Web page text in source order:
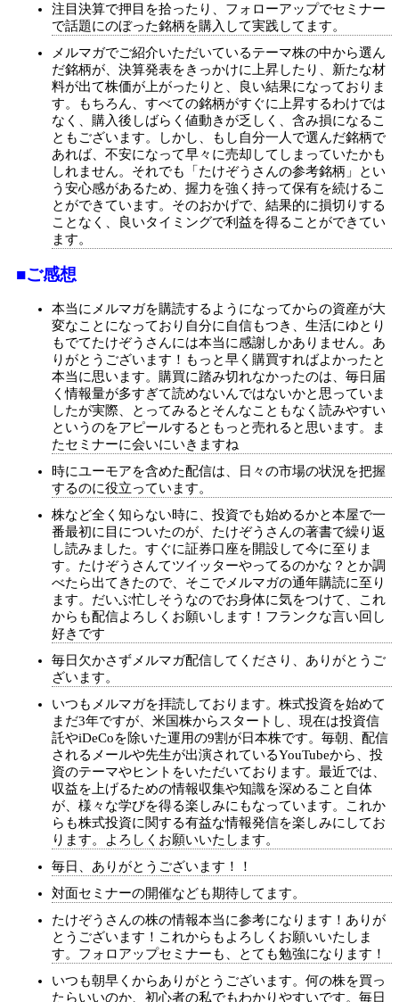
注目決算で押目を拾ったり、フォローアップでセミナー
で話題にのぼった銘柄を購入して実践してます。
メルマガでご紹介いただいているテーマ株の中から選ん
だ銘柄が、決算発表をきっかけに上昇したり、新たな材
料が出て株価が上がったりと、良い結果になっておりま
す。もちろん、すべての銘柄がすぐに上昇するわけでは
なく、購入後しばらく値動きが乏しく、含み損になるこ
ともございます。しかし、もし自分一人で選んだ銘柄で
あれば、不安になって早々に売却してしまっていたかも
しれません。それでも「たけぞうさんの参考銘柄」とい
う安心感があるため、握力を強く持って保有を続けるこ
とができています。そのおかげで、結果的に損切りする
ことなく、良いタイミングで利益を得ることができてい
ます。
■ご感想
本当にメルマガを購読するようになってからの資産が大
変なことになっており自分に自信もつき、生活にゆとり
もでてたけぞうさんには本当に感謝しかありません。あ
りがとうございます！もっと早く購買すればよかったと
本当に思います。購買に踏み切れなかったのは、毎日届
く情報量が多すぎて読めないんではないかと思っていま
したが実際、とってみるとそんなこともなく読みやすい
というのをアピールするともっと売れると思います。ま
たセミナーに会いにいきますね
時にユーモアを含めた配信は、日々の市場の状況を把握
するのに役立っています。
株など全く知らない時に、投資でも始めるかと本屋で一
番最初に目についたのが、たけぞうさんの著書で繰り返
し読みました。すぐに証券口座を開設して今に至りま
す。たけぞうさんてツイッターやってるのかな？とか調
べたら出てきたので、そこでメルマガの通年購読に至り
ます。だいぶ忙しそうなのでお身体に気をつけて、これ
からも配信よろしくお願いします！フランクな言い回し
好きです
毎日欠かさずメルマガ配信してくださり、ありがとうご
ざいます。
いつもメルマガを拝読しております。株式投資を始めて
まだ3年ですが、米国株からスタートし、現在は投資信
託やiDeCoを除いた運用の9割が日本株です。毎朝、配信
されるメールや先生が出演されているYouTubeから、投
資のテーマやヒントをいただいております。最近では、
収益を上げるための情報収集や知識を深めること自体
が、様々な学びを得る楽しみにもなっています。これか
らも株式投資に関する有益な情報発信を楽しみにしてお
ります。よろしくお願いいたします。
毎日、ありがとうございます！！
対面セミナーの開催なども期待してます。
たけぞうさんの株の情報本当に参考になります！ありが
とうございます！これからもよろしくお願いいたしま
す。フォロアップセミナーも、とても勉強になります！
いつも朝早くからありがとうございます。何の株を買っ
たらいいのか、初心者の私でもわかりやすいです。毎日